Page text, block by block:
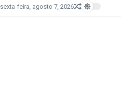
sexta-feira, agosto 7, 2026